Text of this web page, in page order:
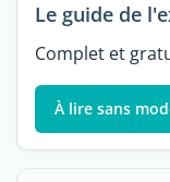
Le guide de
Complet et
À lire sans